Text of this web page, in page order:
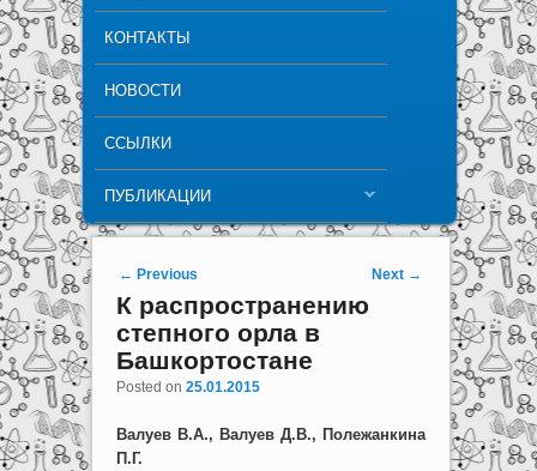
КОНТАКТЫ
НОВОСТИ
ССЫЛКИ
ПУБЛИКАЦИИ
Post navigation
← Previous Next →
К распространению
степного орла в
Башкортостане
Posted on 25.01.2015
Валуев В.А., Валуев Д.В., Полежанкина
П.Г.